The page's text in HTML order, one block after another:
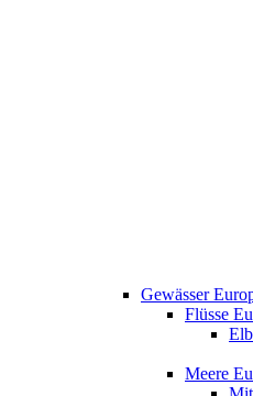
Gewässer
Flüsse
Meere